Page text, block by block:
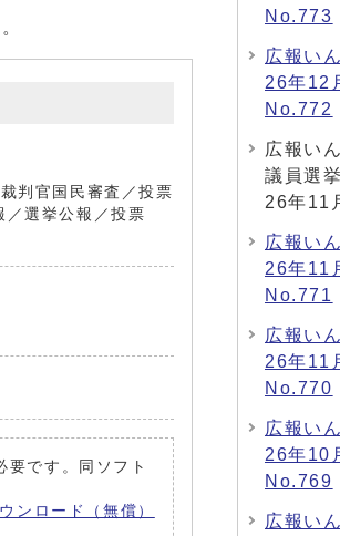
判官国民審査／投票
／選挙公報／投票
です。同ソフト
ロード（無償）
No.773
広報い
26年12
No.772
広報い
議員選
26年11
広報い
26年11
No.771
広報い
26年11
No.770
広報い
26年10
No.769
広報い